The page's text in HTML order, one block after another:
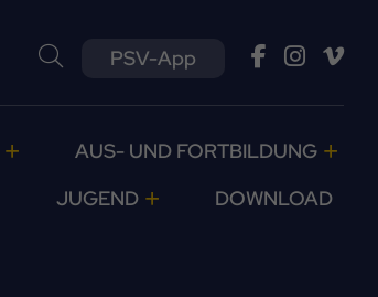
PSV-App
AUS- UND FORTBILDUNG
JUGEND DOWNLOAD